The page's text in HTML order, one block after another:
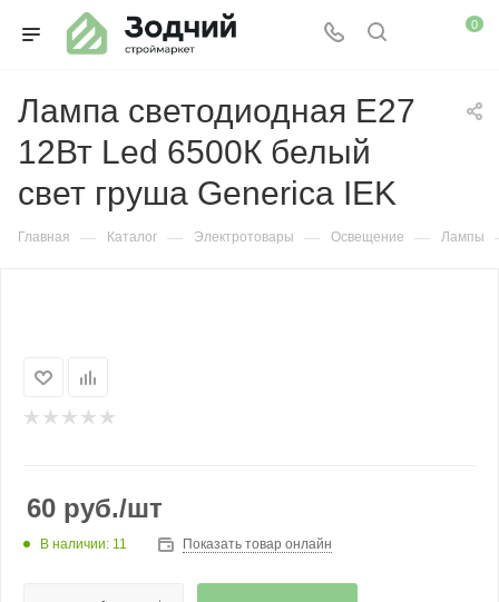
0
Лампа светодиодная Е27
12Вт Led 6500К белый
свет груша Generica IEK
Главная — Каталог — Электротовары — Освещение — Лампы
60 руб./шт
В наличии: 11 Показать товар онлайн